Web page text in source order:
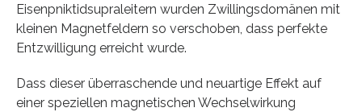
Eisenpniktidsupraleitern wurden Zwillingsdomänen mit
kleinen Magnetfeldern so verschoben, dass perfekte
Entzwilligung erreicht wurde.
Dass dieser überraschende und neuartige Effekt auf
einer speziellen magnetischen Wechselwirkung